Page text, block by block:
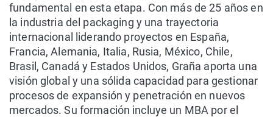
fundamental en esta etapa. Con más de 25 años en
la industria del packaging y una trayectoria
internacional liderando proyectos en España,
Francia, Alemania, Italia, Rusia, México, Chile,
Brasil, Canadá y Estados Unidos, Graña aporta una
visión global y una sólida capacidad para gestionar
procesos de expansión y penetración en nuevos
mercados. Su formación incluye un MBA por el